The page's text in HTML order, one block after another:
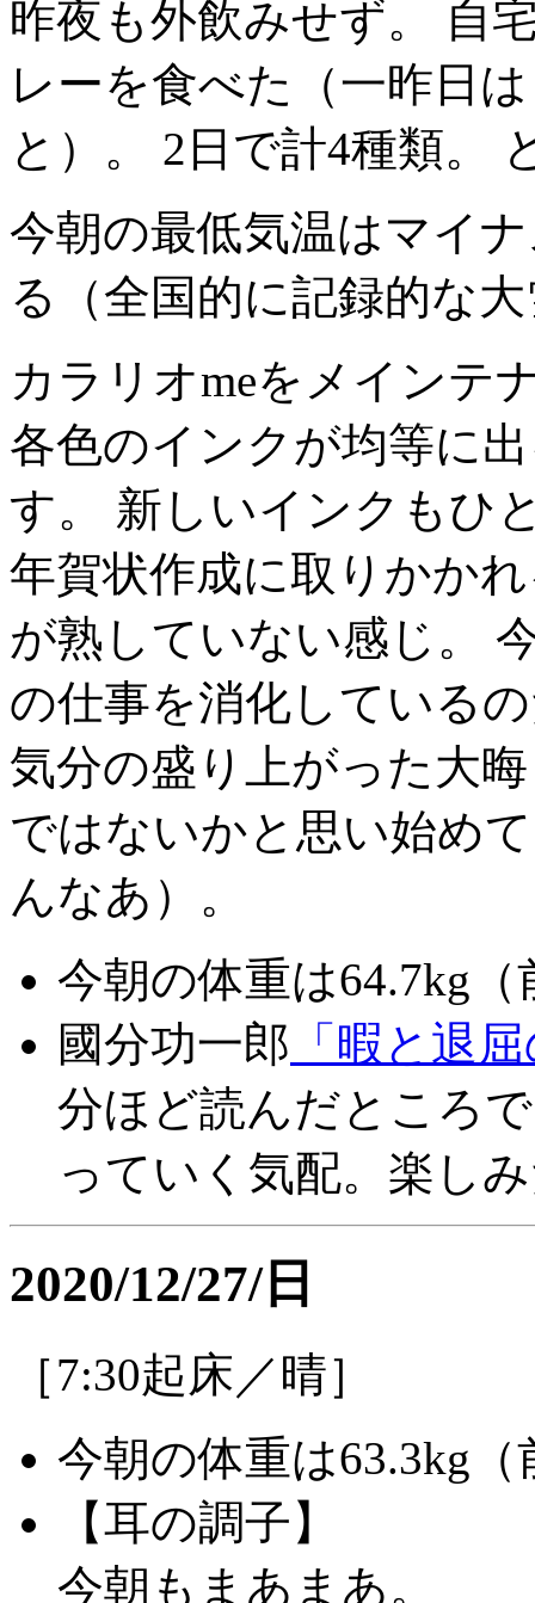
昨夜も外飲みせず。 自
レーを食べた（一昨日
と）。 2日で計4種類。
今朝の最低気温はマイ
る（全国的に記録的な
カラリオmeをメインテ
各色のインクが均等に
す。 新しいインクもひ
年賀状作成に取りかか
が熟していない感じ。
の仕事を消化している
気分の盛り上がった大
ではないかと思い始め
んなあ）。
今朝の体重は64.7kg（
國分功一郎 「暇と退
分ほど読んだところ
っていく気配。楽し
2020/12/27/日
［7:30起床／晴］
今朝の体重は63.3kg（
【耳の調子】
今朝もまあまあ。